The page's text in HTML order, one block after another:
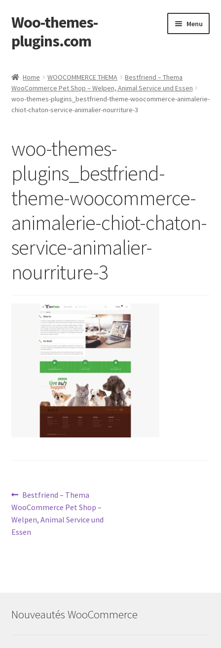
Skip
to
navigation
Skip
to
content
Woo-themes-
plugins.com
Menu
Home WOOCOMMERCE THEMA
Bestfriend – Thema
WooCommerce Pet Shop – Welpen, Animal Service und Essen
woo-themes-plugins_bestfriend-theme-woocommerce-animalerie-
chiot-chaton-service-animalier-nourriture-3
woo-themes-
plugins_bestfriend-
theme-woocommerce-
animalerie-chiot-chaton-
service-animalier-
nourriture-3
Post
navigation
Previous
post:
Bestfriend – Thema
WooCommerce Pet Shop –
Welpen, Animal Service und
Essen
Nouveautés WooCommerce